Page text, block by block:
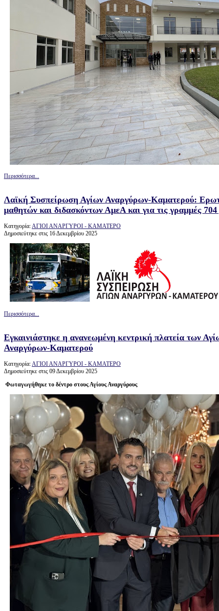
Περισσότερα...
Λαϊκή Συσπείρωση Αγίων Αναργύρων-Καματερού:
μαθητών και διδασκόντων ΑμεΑ και για τις γραμμές
Κατηγορία:ΑΓΙΟΙ ΑΝΑΡΓΥΡΟΙ - ΚΑΜΑΤΕΡΟ
Δημοσιεύτηκε στις 16 Δεκεμβρίου 2025
Περισσότερα...
Εγκαινιάστηκε η ανανεωμένη κεντρική πλατεία των
Αναργύρων-Καματερού
Κατηγορία:ΑΓΙΟΙ ΑΝΑΡΓΥΡΟΙ - ΚΑΜΑΤΕΡΟ
Δημοσιεύτηκε στις 09 Δεκεμβρίου 2025
Φωταγωγήθηκε το δέντρο στους Αγίους Αναργύρους